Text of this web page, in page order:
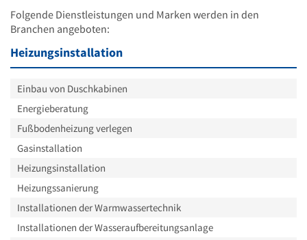
Folgende Dienstleistungen und Marken werden in den
Branchen angeboten:
Heizungsinstallation
Einbau von Duschkabinen
Energieberatung
Fußbodenheizung verlegen
Gasinstallation
Heizungsinstallation
Heizungssanierung
Installationen der Warmwassertechnik
Installationen der Wasseraufbereitungsanlage